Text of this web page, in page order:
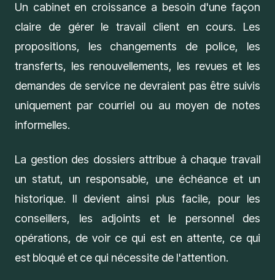
Un cabinet en croissance a besoin d'une façon
claire de gérer le travail client en cours. Les
propositions, les changements de police, les
transferts, les renouvellements, les revues et les
demandes de service ne devraient pas être suivis
uniquement par courriel ou au moyen de notes
informelles.
La gestion des dossiers attribue à chaque travail
un statut, un responsable, une échéance et un
historique. Il devient ainsi plus facile, pour les
conseillers, les adjoints et le personnel des
opérations, de voir ce qui est en attente, ce qui
est bloqué et ce qui nécessite de l'attention.